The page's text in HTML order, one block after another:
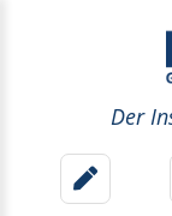
Der
Sanitär